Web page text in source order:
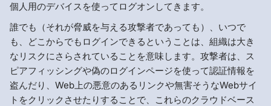
個人用のデバイスを使ってログオンしてきます。
誰でも（それが脅威を与える攻撃者であっても）、いつで
も、どこからでもログインできるということは、組織は大き
なリスクにさらされていることを意味します。攻撃者は、ス
ピアフィッシングや偽のログインページを使って認証情報を
盗んだり、Web上の悪意のあるリンクや無害そうなWebサイ
トをクリックさせたりすることで、これらのクラウドベース